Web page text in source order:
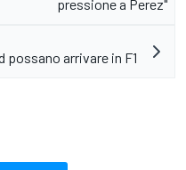
pressione a Perez"
possano arrivare in F1